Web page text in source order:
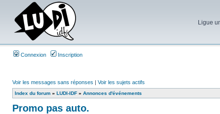
Ligue
Connexion Inscription
Voir les messages sans réponses | Voir les sujets actifs
Index du forum » LUDI-IDF » Annonces d'événements
Promo pas auto.